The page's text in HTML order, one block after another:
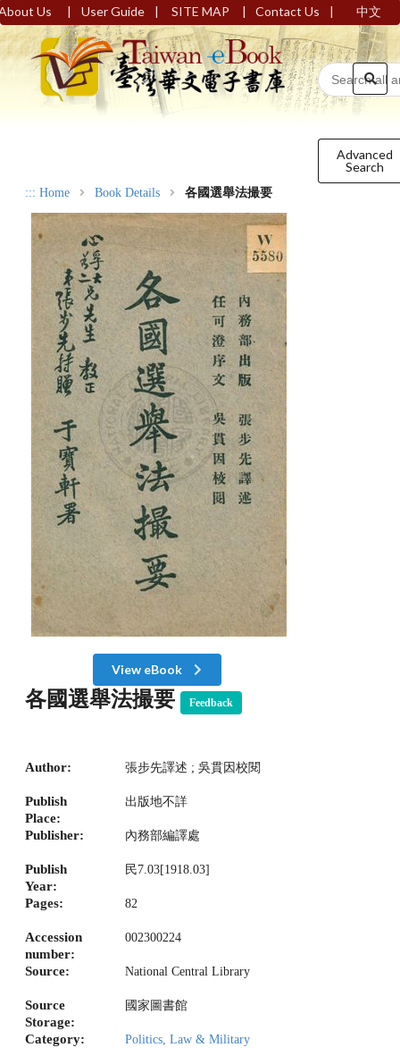
Us | User Guide | SITE MAP | Contact Us | 中文
Advanced
Search
::: Home Book Details 各國選舉法撮要
View eBook
各國選舉法撮要 Feedback
Author: 張步先譯述 ; 吳貫因校閱
Publish
Place:
出版地不詳
Publisher: 內務部編譯處
Publish
Year:
民7.03[1918.03]
Pages: 82
Accession
number:
002300224
Source: National Central Library
Source
Storage:
國家圖書館
Category: Politics, Law & Military